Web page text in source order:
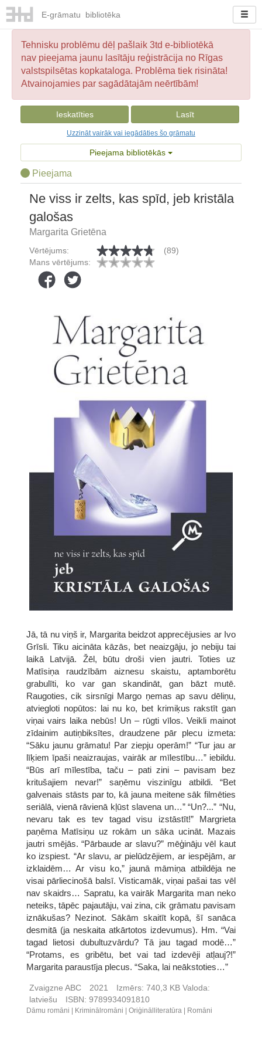
E-grāmatu bibliotēka
Tehnisku problēmu dēļ pašlaik 3td e-bibliotēkā
nav pieejama jaunu lasītāju reģistrācija no Rīgas
valstspilsētas kopkataloga. Problēma tiek risināta!
Atvainojamies par sagādātajām neērtībām!
Ieskatīties Lasīt
Uzzināt vairāk vai iegādāties šo grāmatu
Pieejama bibliotēkās
Pieejama
Ne viss ir zelts, kas spīd, jeb kristāla
galošas
Margarita Grietēna
Vērtējums:
(89)
Mans vērtējums:
Jā, tā nu viņš ir, Margarita beidzot apprecējusies ar Ivo
Grīsli. Tiku aicināta kāzās, bet neaizgāju, jo nebiju tai
laikā Latvijā. Žēl, būtu droši vien jautri. Toties uz
Matīsiņa raudzībām aiznesu skaistu, aptamborētu
grabulīti, ko var gan skandināt, gan bāzt mutē.
Raugoties, cik sirsnīgi Margo ņemas ap savu dēliņu,
atviegloti nopūtos: lai nu ko, bet krimiķus rakstīt gan
viņai vairs laika nebūs! Un – rūgti vīlos. Veikli mainot
zīdainim autiņbiksītes, draudzene pār plecu izmeta:
“Sāku jaunu grāmatu! Par ziepju operām!” “Tur jau ar
līķiem īpaši neaizraujas, vairāk ar mīlestību…” iebildu.
“Būs arī mīlestība, taču – pati zini – pavisam bez
kritušajiem nevar!” saņēmu viszinīgu atbildi. “Bet
galvenais stāsts par to, kā jauna meitene sāk filmēties
seriālā, vienā rāvienā kļūst slavena un…” “Un?...” “Nu,
nevaru tak es tev tagad visu izstāstīt!” Margrieta
paņēma Matīsiņu uz rokām un sāka ucināt. Mazais
jautri smējās. “Pārbaude ar slavu?” mēģināju vēl kaut
ko izspiest. “Ar slavu, ar pielūdzējiem, ar iespējām, ar
izklaidēm… Ar visu ko,” jaunā māmiņa atbildēja ne
visai pārliecinošā balsī. Visticamāk, viņai pašai tas vēl
nav skaidrs… Sapratu, ka vairāk Margarita man neko
neteiks, tāpēc pajautāju, vai zina, cik grāmatu pavisam
iznākušas? Nezinot. Sākām skaitīt kopā, šī sanāca
desmitā (ja neskaita atkārtotos izdevumus). Hm. “Vai
tagad lietosi dubultuzvārdu? Tā jau tagad modē…”
“Protams, es gribētu, bet vai tad izdevēji atļauj?!”
Margarita paraustīja plecus. “Saka, lai neākstoties…”
Zvaigzne ABC 2021 Izmērs: 740,3 KB Valoda:
latviešu
ISBN: 9789934091810
Dāmu romāni Kriminālromāni Oriģinālliteratūra Romāni